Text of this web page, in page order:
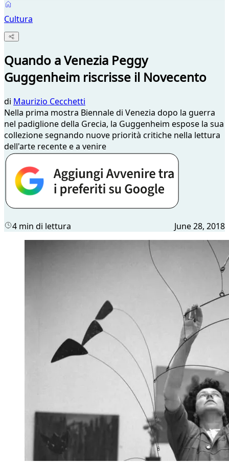
Cultura
Quando a Venezia Peggy
Guggenheim riscrisse il Novecento
di Maurizio Cecchetti
Nella prima mostra Biennale di Venezia dopo la guerra
nel padiglione della Grecia, la Guggenheim espose la sua
collezione segnando nuove priorità critiche nella lettura
dell'arte recente e a venire
4 min di lettura June 28, 2018